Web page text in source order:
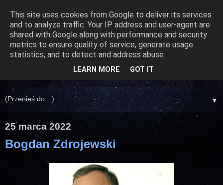
▼
25 marca 2022
Bogdan Zdrojewski
This site uses cookies from Google to deliver its services
and to analyze traffic. Your IP address and user-agent are
shared with Google along with performance and security
metrics to ensure quality of service, generate usage
statistics, and to detect and address abuse.
LEARN MORE GOT IT